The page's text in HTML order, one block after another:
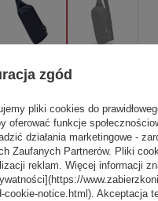
dostawa wkrótce
zł brutto/szt.
w okresie 30 dni przed
430,00 zł -21%
zgód
pliki cookies do
oferować funkcje
działania marketingowe -
Zaufanych Partnerów. Pliki
reklam. Więcej informacji
cookie-notice.html). Akceptacja